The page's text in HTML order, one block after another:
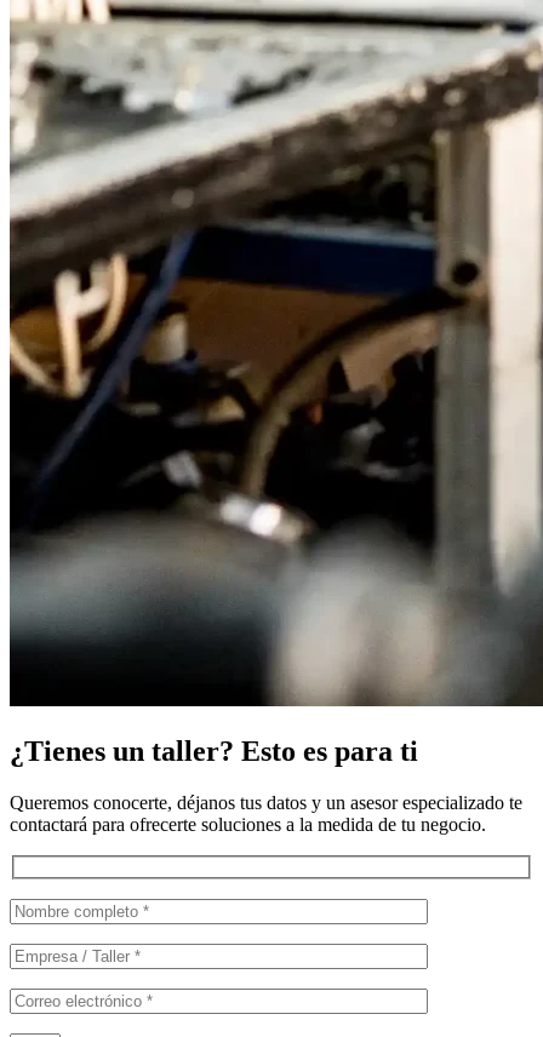
¿Tienes un taller? Esto es para ti
Queremos conocerte, déjanos tus datos y un asesor especializado te
contactará para ofrecerte soluciones a la medida de tu negocio.